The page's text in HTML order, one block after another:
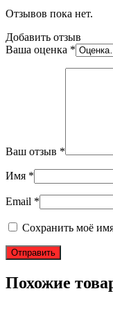
Отзывов пока нет.
Добавить отзыв
Ваша оценка *
Ваш отзыв *
Имя *
Email *
Сохранить моё
Похожие